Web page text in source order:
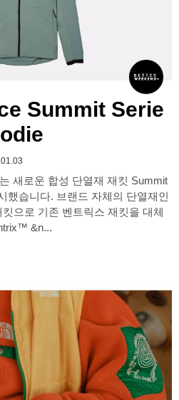
Summit Serie
새로운 합성 단열재 재킷 Summit
했습니다. 브랜드 자체의 단열재인
으로 기존 벤트릭스 재킷을 대체
합니다. The North Face Ventrix™ &n...